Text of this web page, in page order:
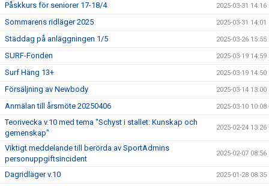
Påskkurs för seniorer 17-18/4 2025-03-31 14:16
Sommarens ridläger 2025 2025-03-31 14:01
Städdag på anläggningen 1/5 2025-03-26 15:55
SURF-Fonden 2025-03-19 14:59
Surf Häng 13+ 2025-03-19 14:50
Försäljning av Newbody 2025-03-14 13:00
Anmälan till årsmöte 20250406 2025-03-10 10:08
Teorivecka v.10 med tema "Schyst i stallet: Kunskap och
gemenskap"
2025-02-24 13:26
Viktigt meddelande till berörda av SportAdmins
personuppgiftsincident
2025-02-07 08:56
Dagridläger v.10 2025-01-28 08:35